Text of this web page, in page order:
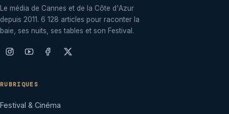
Le média de Cannes et de la Côte d'Azur
depuis 2011. 6 128 articles pour raconter la
baie, ses nuits, ses tables et son Festival.
RUBRIQUES
Festival & Cinéma